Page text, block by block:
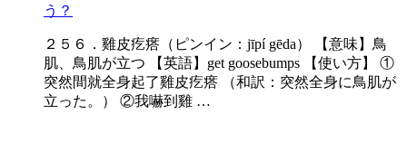
う？
２５６．雞皮疙瘩（ピンイン：jīpí gēda） 【意味】鳥
肌、鳥肌が立つ 【英語】get goosebumps 【使い方】 ①
突然間就全身起了雞皮疙瘩 （和訳：突然全身に鳥肌が
立った。） ②我嚇到雞 …